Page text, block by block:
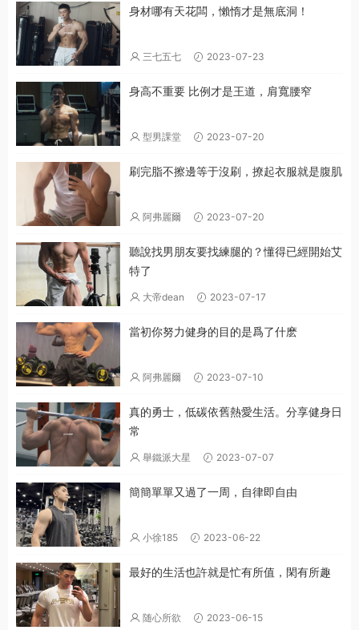
身材哪有天花闆，懶惰才是無底洞！
三七五七 2023-07-23
身高不重要 比例才是王道，肩寬腰窄
型男課堂 2023-07-20
刷完脂不擦邊等于沒刷，撩起衣服就是腹肌
阿弗麗爾 2023-07-20
聽說找男朋友要找練腿的？懂得已經開始艾
特了
大帝dean 2023-07-17
當初你努力健身的目的是爲了什麽
阿弗麗爾 2023-07-10
真的勇士，低碳依舊熱愛生活。分享健身日
常
舉鐵派大星 2023-07-07
簡簡單單又過了一周，自律即自由
小徐185 2023-06-22
最好的生活也許就是忙有所值，閑有所趣
随心所欲 2023-06-15